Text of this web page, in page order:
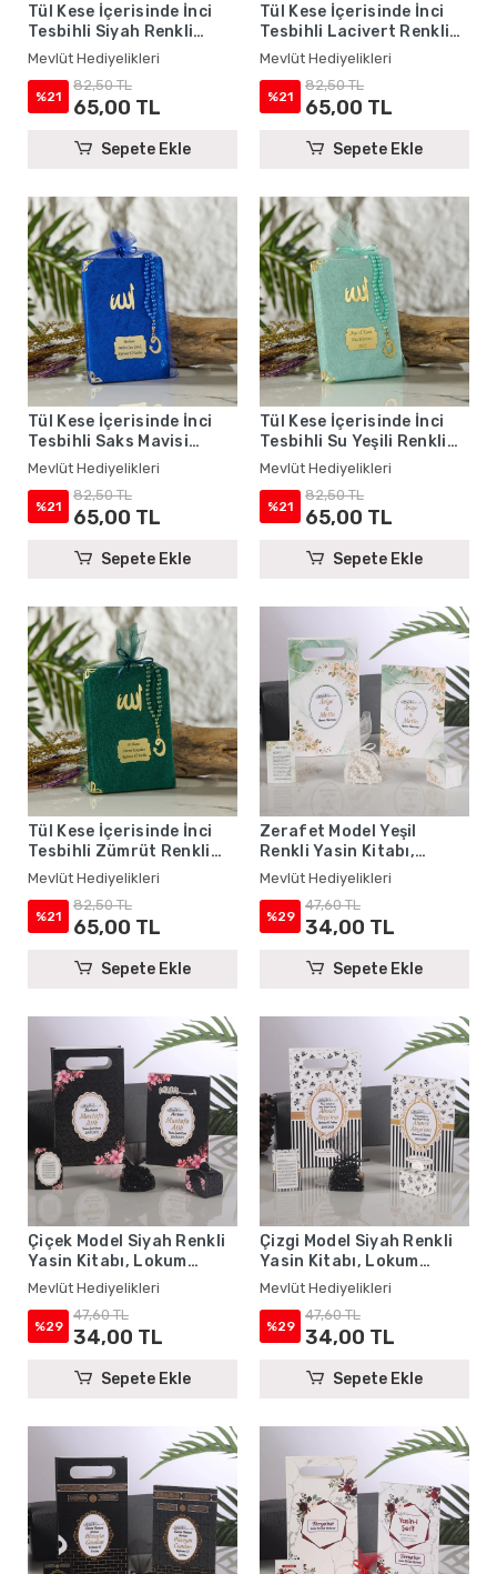
Tül Kese İçerisinde İnci
Tesbihli Siyah Renkli
Kadife Yasin Kitabı Seti -
Mevlüt Hediyelikleri
Mevlüt Hediyelikleri
%21
82,50 TL
65,00 TL
Sepete Ekle
Tül Kese İçerisinde İnci
Tesbihli Lacivert Renkli
Kadife Yasin Kitabı Seti -
Mevlüt Hediyelikleri
Mevlüt Hediyelikleri
%21
82,50 TL
65,00 TL
Sepete Ekle
Tül Kese İçerisinde İnci
Tesbihli Saks Mavisi
Renkli Kadife Yasin Kitabı
Seti - Mevlüt Hediyelikleri
Mevlüt Hediyelikleri
%21
82,50 TL
65,00 TL
Sepete Ekle
Tül Kese İçerisinde İnci
Tesbihli Su Yeşili Renkli
Kadife Yasin Kitabı Seti -
Mevlüt Hediyelikleri
Mevlüt Hediyelikleri
%21
82,50 TL
65,00 TL
Sepete Ekle
Tül Kese İçerisinde İnci
Tesbihli Zümrüt Renkli
Kadife Yasin Kitabı Seti -
Mevlüt Hediyelikleri
Mevlüt Hediyelikleri
%21
82,50 TL
65,00 TL
Sepete Ekle
Zerafet Model Yeşil
Renkli Yasin Kitabı,
Lokum Kutusu, Magnet,
Karton Çanta ve Tesbih -
Mevlüt Hediyelikleri
Mevlüt Hediyelikleri
%29
47,60 TL
34,00 TL
Sepete Ekle
Çiçek Model Siyah Renkli
Yasin Kitabı, Lokum
Kutusu, Magnet, Karton
Çanta ve Tesbih - Mevlüt
Hediyelikleri
Mevlüt Hediyelikleri
%29
47,60 TL
34,00 TL
Sepete Ekle
Çizgi Model Siyah Renkli
Yasin Kitabı, Lokum
Kutusu, Magnet, Karton
Çanta ve Tesbih - Mevlüt
Hediyelikleri
Mevlüt Hediyelikleri
%29
47,60 TL
34,00 TL
Sepete Ekle